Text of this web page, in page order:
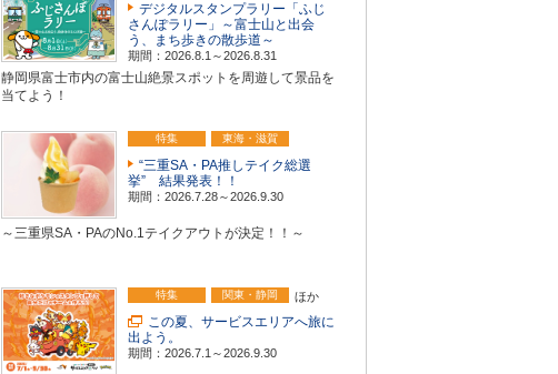
デジタルスタンプラリー「ふじ
さんぽラリー」～富士山と出会
う、まち歩きの散歩道～
期間：2026.8.1～2026.8.31
静岡県富士市内の富士山絶景スポットを周遊して景品を
当てよう！
特集 東海・滋賀
“三重SA・PA推しテイク総選
挙” 結果発表！！
期間：2026.7.28～2026.9.30
～三重県SA・PAのNo.1テイクアウトが決定！！～
特集 関東・静岡 ほか
この夏、サービスエリアへ旅に
出よう。
期間：2026.7.1～2026.9.30